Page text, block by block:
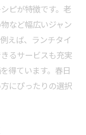
ピが特徴です。老
など幅広いジャン
えば、ランチタイ
るサービスも充実
得ています。春日
にぴったりの選択